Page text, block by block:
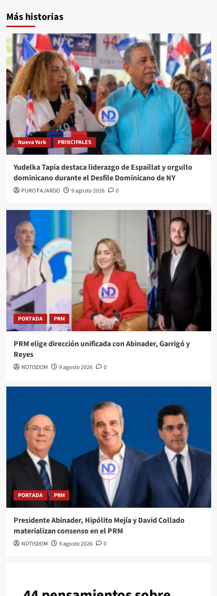
Más historias
Nueva York PRINCIPALES
Yudelka Tapia destaca liderazgo de Espaillat y orgullo
dominicano durante el Desfile Dominicano de NY
PURO FAJARDO 9 agosto 2026 0
PORTADA PRM
PRM elige dirección unificada con Abinader, Garrigó y
Reyes
NOTISDOM 9 agosto 2026 0
PORTADA PRM
Presidente Abinader, Hipólito Mejía y David Collado
materializan consenso en el PRM
NOTISDOM 9 agosto 2026 0